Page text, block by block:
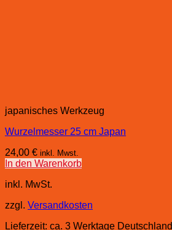
japanisches Werkzeug
Wurzelmesser 25 cm Japan
24,00 € inkl. Mwst.
In den Warenkorb
inkl. MwSt.
zzgl. Versandkosten
Lieferzeit: ca. 3 Werktage Deutschland